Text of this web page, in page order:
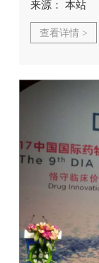
来源： 本站
查看详情 >